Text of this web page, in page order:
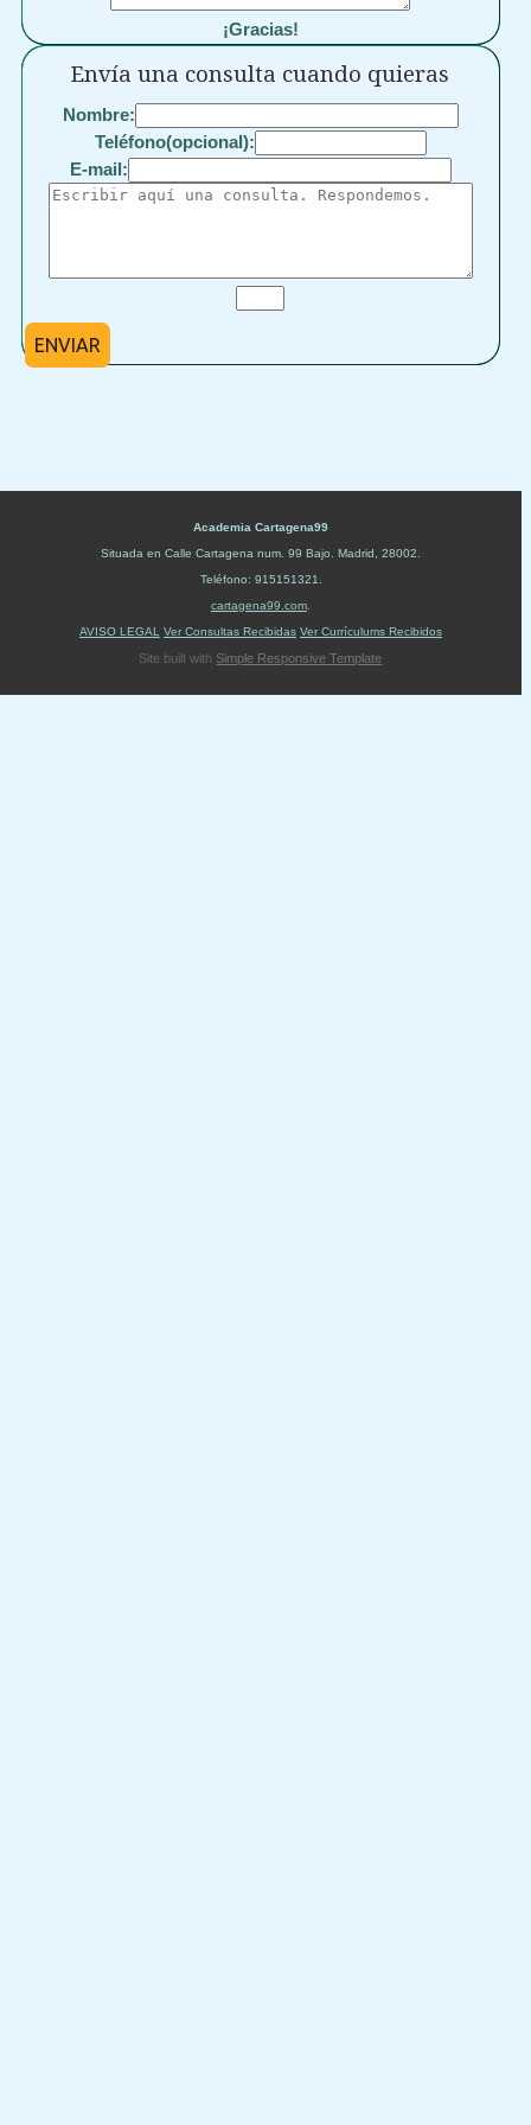
¡Gracias!
Envía una consulta cuando quieras
Nombre:
Teléfono(opcional):
E-mail:
ENVIAR
Academia Cartagena99
Situada en Calle Cartagena num. 99 Bajo Madrid 28002
Teléfono: 915151321
cartagena99.com
AVISO LEGAL
Ver Consultas Recibidas Ver Currículums Recibidos
Site built with Simple Responsive Template